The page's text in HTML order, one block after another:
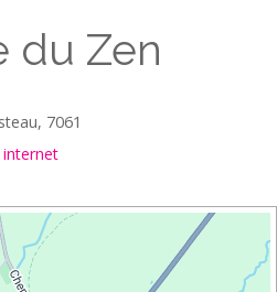
du Zen
7061
internet